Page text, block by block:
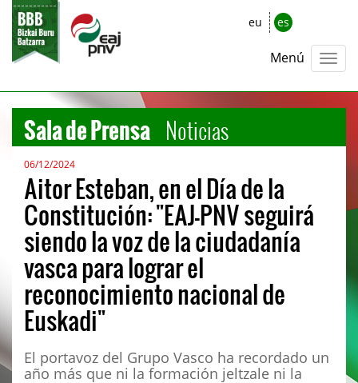
eu es
Menú
Sala de Prensa Noticias
06/12/2024
Aitor Esteban, en el Día de la
Constitución: "EAJ-PNV seguirá
siendo la voz de la ciudadanía
vasca para lograr el
reconocimiento nacional de
Euskadi"
El portavoz del Grupo Vasco ha recordado un
año más que ni la formación jeltzale ni la